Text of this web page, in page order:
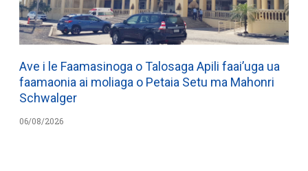
Ave i le Faamasinoga o Talosaga Apili faai’uga ua
faamaonia ai moliaga o Petaia Setu ma Mahonri
Schwalger
06/08/2026